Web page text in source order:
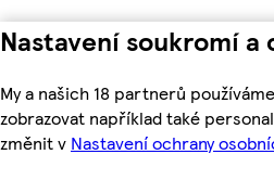
Nastavení soukromí a
My a našich 18 partnerů
zobrazovat například také
změnit v Nastavení ochrany